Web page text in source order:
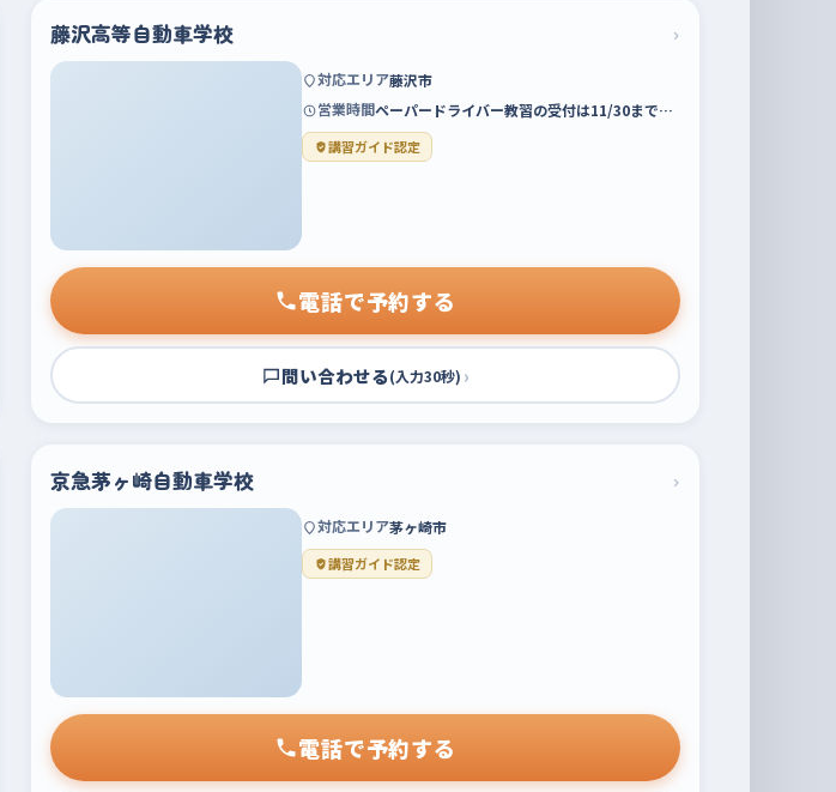
藤沢高等自動車学校 ›
対応エリア藤沢市
営業時間ペーパードライバー教習の受付は11/30まで…
講習ガイド認定
電話で予約する
問い合わせる(入力30秒) ›
京急茅ヶ崎自動車学校 ›
対応エリア茅ヶ崎市
講習ガイド認定
電話で予約する